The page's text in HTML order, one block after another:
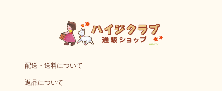
配送・送料について
返品について